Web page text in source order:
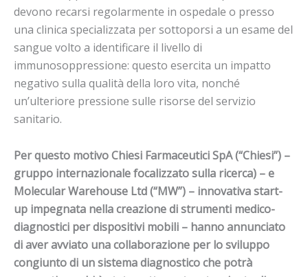
devono recarsi regolarmente in ospedale o presso
una clinica specializzata per sottoporsi a un esame del
sangue volto a identificare il livello di
immunosoppressione: questo esercita un impatto
negativo sulla qualità della loro vita, nonché
un’ulteriore pressione sulle risorse del servizio
sanitario.
Per questo motivo Chiesi Farmaceutici SpA (“Chiesi”) –
gruppo internazionale focalizzato sulla ricerca) – e
Molecular Warehouse Ltd (“MW”) – innovativa start-
up impegnata nella creazione di strumenti medico-
diagnostici per dispositivi mobili – hanno annunciato
di aver avviato una collaborazione per lo sviluppo
congiunto di un sistema diagnostico che potrà